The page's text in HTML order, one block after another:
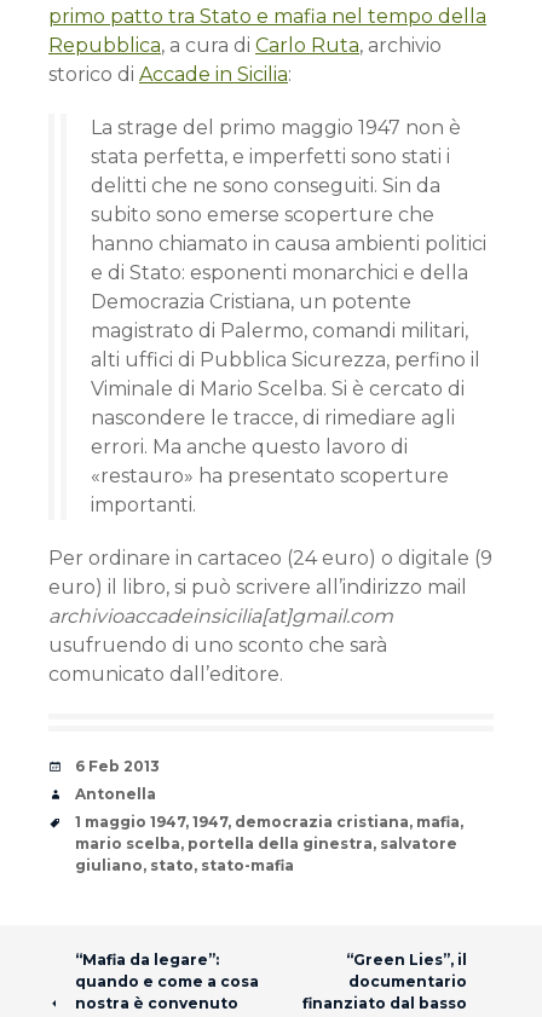
primo patto tra Stato e mafia nel tempo della
Repubblica, a cura di Carlo Ruta, archivio
storico di Accade in Sicilia:
La strage del primo maggio 1947 non è
stata perfetta, e imper­fetti sono stati i
delitti che ne sono conseguiti. Sin da
subito sono emerse scoperture che
hanno chiamato in causa ambienti politici
e di Stato: esponenti monarchici e della
Democrazia Cri­stiana, un potente
magistrato di Palermo, comandi militari,
alti uffici di Pubblica Sicurezza, perfino il
Viminale di Mario Scel­ba. Si è cercato di
nascondere le tracce, di rimediare agli
errori. Ma anche questo lavoro di
«restauro» ha presentato scoperture
importanti.
Per ordinare in cartaceo (24 euro) o digitale (9
euro) il libro, si può scrivere all’indirizzo mail
archivioaccadeinsicilia[at]gmail.com
usufruendo di uno sconto che sarà
comunicato dall’editore.
Date
6 Feb 2013
Author
Antonella
Tags
1 maggio 1947, 1947, democrazia cristiana, mafia,
mario scelba, portella della ginestra, salvatore
giuliano, stato, stato-mafia
Post navigation
“Mafia da legare”:
quando e come a cosa
nostra è convenuto
“Green Lies”, il
documentario
finanziato dal basso